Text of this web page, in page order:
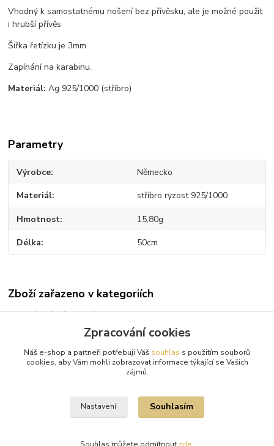
Vhodný k samostatnému nošení bez přívěsku, ale je možné použít
i hrubší přívěs
Šířka řetízku je 3mm
Zapínání na karabinu.
Materiál: Ag 925/1000 (stříbro)
Parametry
Výrobce Německo
Materiál stříbro ryzost 925/1000
Hmotnost 15,80g
Délka 50cm
Zboží zařazeno v kategoriích
Stříbrné náhrdelníky
Pro ženy
Zpracování cookies
Náš e-shop a partneři potřebují Váš souhlas s použitím souborů
cookies, aby Vám mohli zobrazovat informace týkající se Vašich
zájmů.
Nastavení Souhlasím